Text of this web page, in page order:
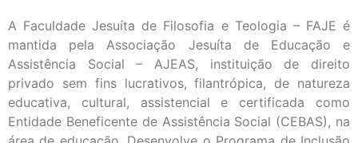
A Faculdade Jesuíta de Filosofia e Teologia – FAJE é
mantida pela Associação Jesuíta de Educação e
Assistência Social – AJEAS, instituição de direito
privado sem fins lucrativos, filantrópica, de natureza
educativa, cultural, assistencial e certificada como
Entidade Beneficente de Assistência Social (CEBAS), na